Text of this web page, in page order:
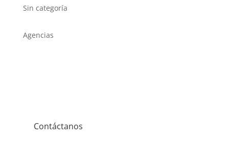
Sin categoría
Agencias
Contáctanos